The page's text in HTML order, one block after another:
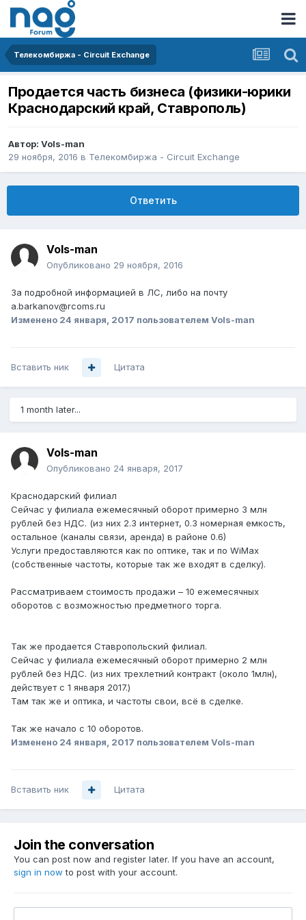
Телекомбиржа - Circuit Exchange
Продается часть бизнеса (физики-юрики
Краснодарский край, Ставрополь)
Автор: Vols-man
29 ноября, 2016 в Телекомбиржа - Circuit Exchange
Ответить
Vols-man
Опубликовано 29 ноября, 2016
За подробной информацией в ЛС, либо на почту
a.barkanov@rcoms.ru
Изменено 24 января, 2017 пользователем Vols-man
Вставить ник Цитата
1 month later...
Vols-man
Опубликовано 24 января, 2017
Краснодарский филиал
Сейчас у филиала ежемесячный оборот примерно 3 млн
рублей без НДС. (из них 2.3 интернет, 0.3 номерная емкость,
остальное (каналы связи, аренда) в районе 0.6)
Услуги предоставляются как по оптике, так и по WiMax
(собственные частоты, которые так же входят в сделку).
Рассматриваем стоимость продажи – 10 ежемесячных
оборотов с возможностью предметного торга.
Так же продается Ставропольский филиал.
Сейчас у филиала ежемесячный оборот примерно 2 млн
рублей без НДС. (из них трехлетний контракт (около 1млн),
действует с 1 января 2017.)
Там так же и оптика, и частоты свои, всё в сделке.
Так же начало с 10 оборотов.
Изменено 24 января, 2017 пользователем Vols-man
Вставить ник Цитата
Join the conversation
You can post now and register later. If you have an account,
sign in now to post with your account.